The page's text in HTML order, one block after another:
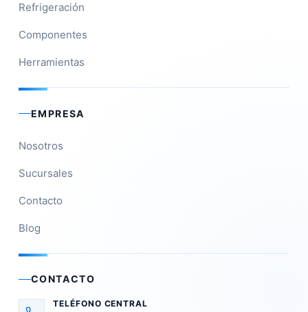
Refrigeración
Componentes
Herramientas
EMPRESA
Nosotros
Sucursales
Contacto
Blog
CONTACTO
TELÉFONO CENTRAL